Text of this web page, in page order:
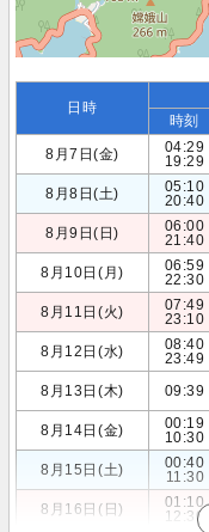
日時
時刻
8月7日(金)
04:29
19:29
8月8日(土)
05:10
20:40
8月9日(日)
06:00
21:40
8月10日(月)
06:59
22:30
8月11日(火)
07:49
23:10
8月12日(水)
08:40
23:49
8月13日(木) 09:39
8月14日(金)
00:19
10:30
8月15日(土)
00:40
11:30
8月16日(日)
01:10
12:30